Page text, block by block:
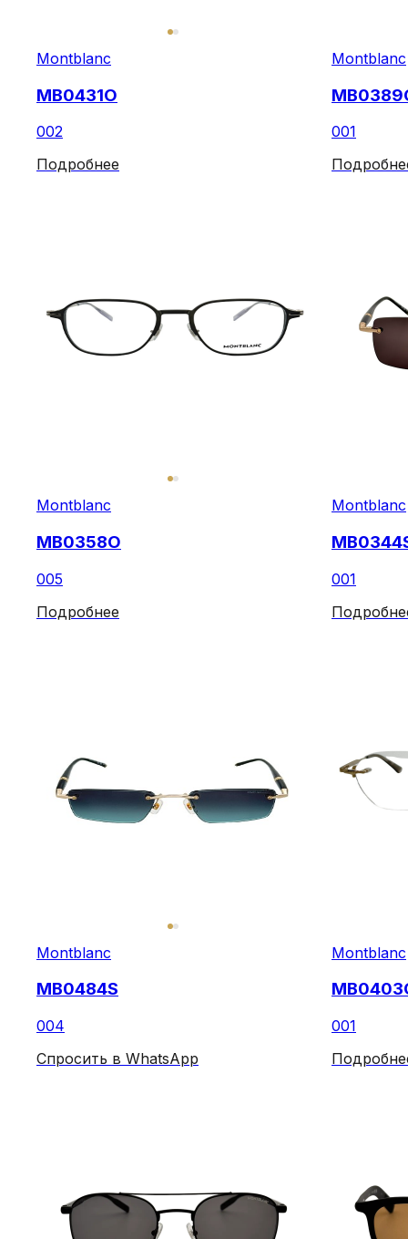
Montblanc
MB0431O
002
Подробнее
Montblanc
001
Montblanc
MB0358O
005
Подробнее
Montblanc
001
Montblanc
MB0484S
004
Спросить в WhatsApp
Montblanc
001